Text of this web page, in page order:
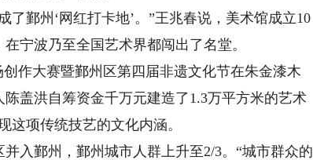
鄞州‘网红打卡地’。”王兆春说，美术馆成立10
宁波乃至全国艺术界都闯出了名堂。
大赛暨鄞州区第四届非遗文化节在朱金漆木
盖洪自筹资金千万元建造了1.3万平方米的艺术
这项传统技艺的文化内涵。
鄞州，鄞州城市人群上升至2/3。“城市群众的